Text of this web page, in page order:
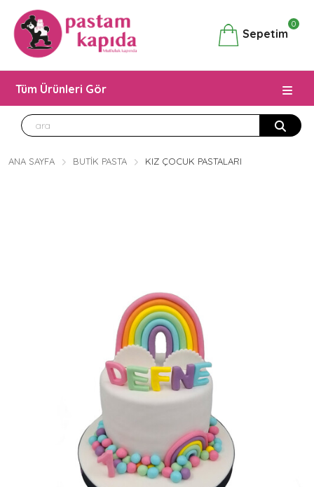
Sepetim
0
Tüm Ürünleri Gör
ANA SAYFA BUTIK PASTA KIZ ÇOCUK PASTALARI